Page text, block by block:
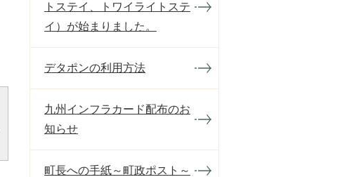
トステイ、トワイライトステ
イ）が始まりました。
デタポンの利用方法
九州インフラカード配布のお
知らせ
町長への手紙～町政ポスト～